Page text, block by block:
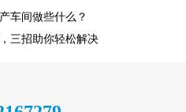
车间做些什么？
三招助你轻松解决